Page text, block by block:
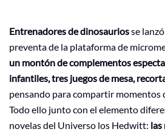
Entrenadores de dinosauriosse
preventa de la plataforma de
un montón de complementos
infantiles, tres juegos de mesa,
pensando para compartir momentos
Todo ello junto con el elemento
novelas del Universo los Hedwitt: las